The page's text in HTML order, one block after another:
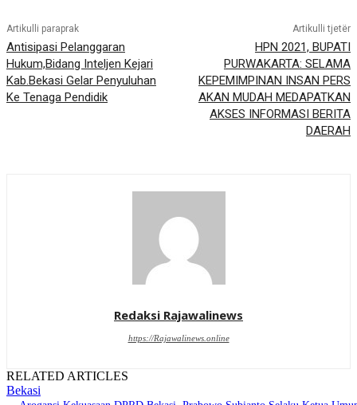
Artikulli paraprak
Antisipasi Pelanggaran
Hukum,Bidang Inteljen Kejari
Kab.Bekasi Gelar Penyuluhan
Ke Tenaga Pendidik
Artikulli tjetër
HPN 2021, BUPATI
PURWAKARTA: SELAMA
KEPEMIMPINAN INSAN PERS
AKAN MUDAH MEDAPATKAN
AKSES INFORMASI BERITA
DAERAH
Redaksi Rajawalinews
https://Rajawalinews.online
RELATED ARTICLES
Bekasi